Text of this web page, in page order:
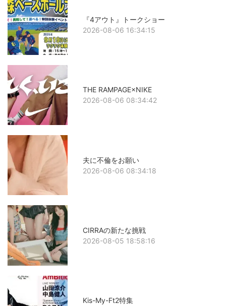
『4アウト』トークショー
2026-08-06 16:34:15
THE RAMPAGE×NIKE
2026-08-06 08:34:42
夫に不倫をお願い
2026-08-06 08:34:18
CIRRAの新たな挑戦
2026-08-05 18:58:16
Kis-My-Ft2特集